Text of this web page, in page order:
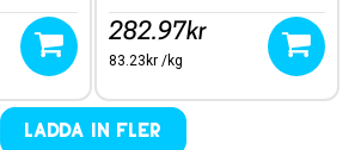
282.97kr
83.23kr /kg
LADDA IN FLER